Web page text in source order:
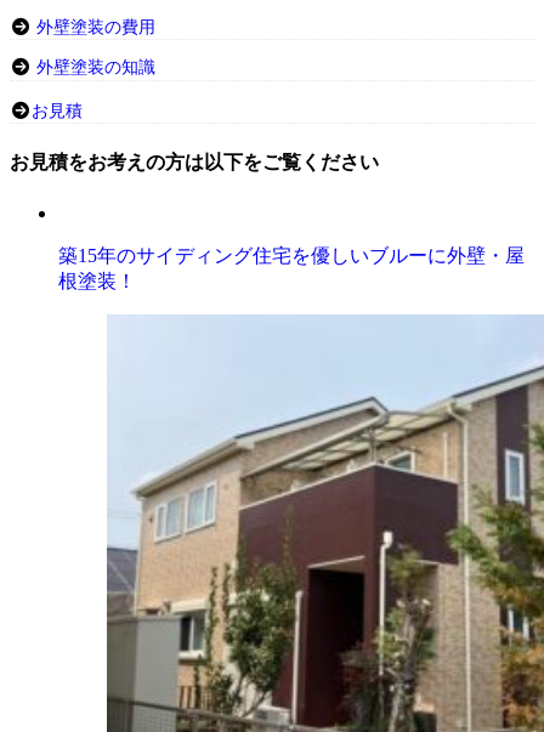
外壁塗装の費用
外壁塗装の知識
お見積
お見積をお考えの方は以下をご覧ください
築15年のサイディング住宅を優しいブルーに外壁・屋
根塗装！